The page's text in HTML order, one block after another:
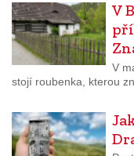
V
V
stojí roubenka, kterou